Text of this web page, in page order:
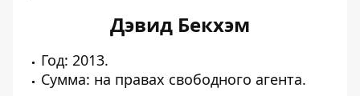
Дэвид Бекхэм
Год: 2013.
Сумма: на правах свободного агента.